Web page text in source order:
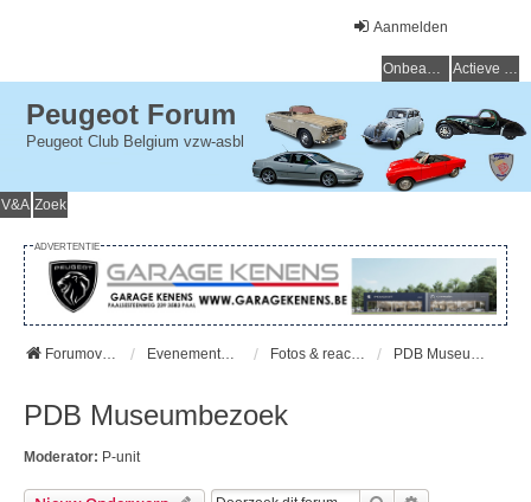
Aanmelden
Onbeantwoorde onderwerpen Actieve onderwerpen
Peugeot Forum
Peugeot Club Belgium vzw-asbl
V&A Zoek
ADVERTENTIE
Forumoverzicht Evenementen - Evenements Fotos & reacties - Photos et Commentaires PDB Museumbezoek
PDB Museumbezoek
Moderator: P-unit